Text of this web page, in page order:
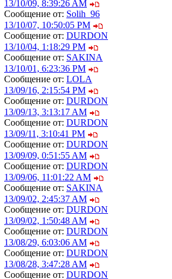
13/10/09, 8:39:26 AM
Сообщение от: Solih_96
13/10/07, 10:50:05 PM
Сообщение от: DURDON
13/10/04, 1:18:29 PM
Сообщение от: SAKINA
13/10/01, 6:23:36 PM
Сообщение от: LOLA
13/09/16, 2:15:54 PM
Сообщение от: DURDON
13/09/13, 3:13:17 AM
Сообщение от: DURDON
13/09/11, 3:10:41 PM
Сообщение от: DURDON
13/09/09, 0:51:55 AM
Сообщение от: DURDON
13/09/06, 11:01:22 AM
Сообщение от: SAKINA
13/09/02, 2:45:37 AM
Сообщение от: DURDON
13/09/02, 1:50:48 AM
Сообщение от: DURDON
13/08/29, 6:03:06 AM
Сообщение от: DURDON
13/08/28, 3:47:28 AM
Сообщение от: DURDON